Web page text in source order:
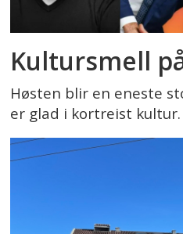
Kultursmell
Høsten blir en eneste
er glad i kortreist kultur.